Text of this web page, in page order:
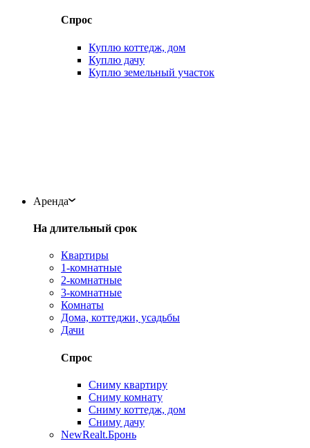
Спрос
Куплю коттедж, дом
Куплю дачу
Куплю земельный участок
Аренда
На длительный срок
Квартиры
1-комнатные
2-комнатные
3-комнатные
Комнаты
Дома, коттеджи, усадьбы
Дачи
Спрос
Сниму квартиру
Сниму комнату
Сниму коттедж, дом
Сниму дачу
NewRealt.Бронь